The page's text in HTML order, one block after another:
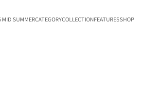
MID SUMMERCATEGORYCOLLECTIONFEATURESSHOP